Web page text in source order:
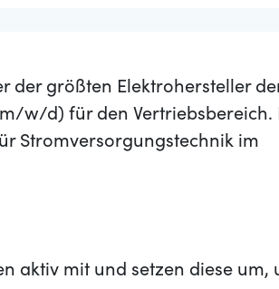
der größten Elektrohersteller
w/d) für den Vertriebsbereich.
Stromversorgungstechnik im
aktiv mit und setzen diese